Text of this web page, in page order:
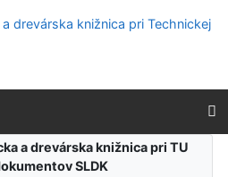
a drevárska knižnica pri TU
SLDK